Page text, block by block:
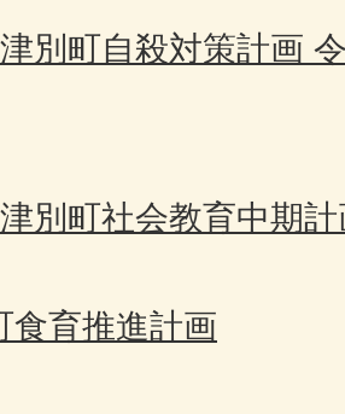
別町自殺対策計画
別町社会教育中期計
食育推進計画